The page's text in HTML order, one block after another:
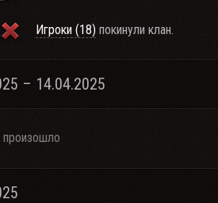
Игроки (18) покинули клан.
– 14.04.2025
произошло